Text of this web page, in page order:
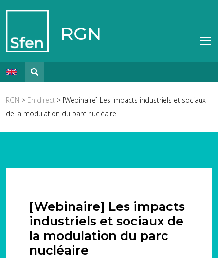
RGN
RGN > En direct > [Webinaire] Les impacts industriels et sociaux
de la modulation du parc nucléaire
[Webinaire] Les impacts
industriels et sociaux de
la modulation du parc
nucléaire